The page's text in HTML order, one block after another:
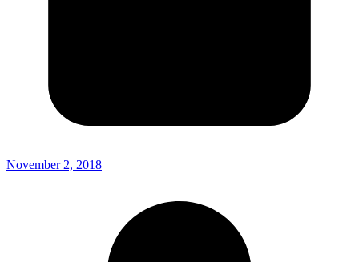
November 2, 2018